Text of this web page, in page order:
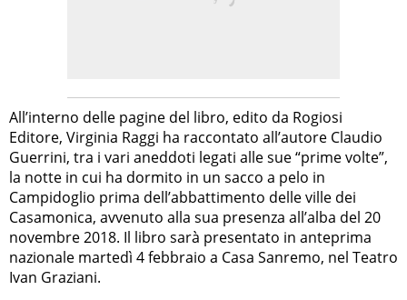
All’interno delle pagine del libro, edito da Rogiosi
Editore, Virginia Raggi ha raccontato all’autore Claudio
Guerrini, tra i vari aneddoti legati alle sue “prime volte”,
la notte in cui ha dormito in un sacco a pelo in
Campidoglio prima dell’abbattimento delle ville dei
Casamonica, avvenuto alla sua presenza all’alba del 20
novembre 2018. Il libro sarà presentato in anteprima
nazionale martedì 4 febbraio a Casa Sanremo, nel Teatro
Ivan Graziani.